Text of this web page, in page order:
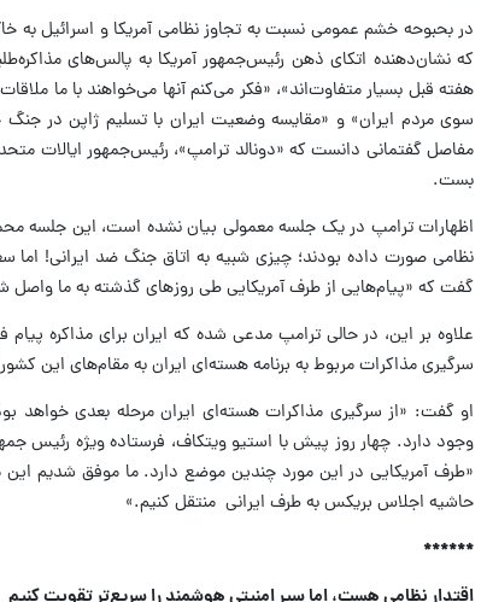
در بحبوحه‌ خشم عمومی نسبت به تجاوز نظامی آمریکا و اسرائیل به
که نشان‌دهنده‌ اتکای ذهن رئیس‌جمهور آمریکا به پالس‌های
هفته قبل بسیار متفاوت‌اند»، «فکر می‌کنم آنها می‌خواهند با ما
سوی مردم ایران» و «مقایسه وضعیت ایران با تسلیم ژاپن در جنگ
مفاصل گفتمانی دانست که «دونالد ترامپ»، رئیس‌جمهور ایالات متحده
بست.
نظامی صورت داده بودند؛ چیزی شبیه به اتاق جنگ ضد ایرانی! اما
گفت که «پیام‌هایی از طرف آمریکایی طی روزهای گذشته به ما واصل
علاوه بر این، در حالی ترامپ مدعی شده که ایران برای مذاکره پیام
سرگیری مذاکرات مربوط به برنامه هسته‌ای ایران به مقام‌های این
او گفت: «از سرگیری مذاکرات هسته‌ای ایران مرحله بعدی
وجود دارد. چهار روز پیش با استیو ویتکاف، فرستاده ویژه رئیس
«طرف آمریکایی در این مورد چندین موضع دارد. ما موفق شدیم
حاشیه اجلاس بریکس به طرف ایرانی منتقل کنیم.»
******